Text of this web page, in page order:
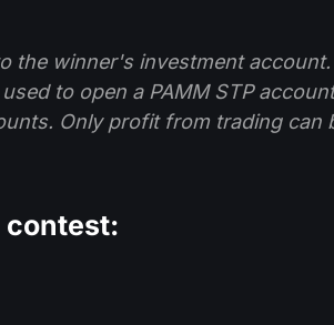
the winner's investment
to open a PAMM STP
Only profit from trading can
contest: